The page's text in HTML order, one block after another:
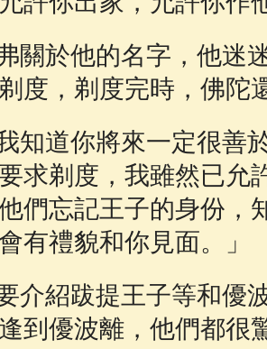
於他的名字，他迷
度，剃度完時，佛陀
道你將來一定很善
求剃度，我雖然已允
們忘記王子的身份，
有禮貌和你見面。」
紹跋提王子等和優
到優波離，他們都很